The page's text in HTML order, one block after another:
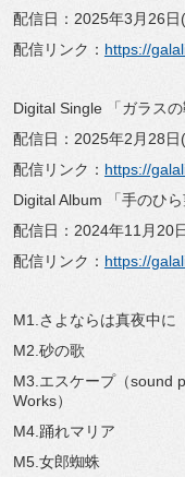
配信日：2025年3月26日
配信リンク： https://
Digital Single 「ガラスの
配信日：2025年2月28日
配信リンク： https://
Digital Album 「手のひら
配信日：2024年11月20
配信リンク： https://
M1.さよならは真夜中に
M2.砂の歌
M3.エスケープ（sound
Works）
M4.踊れマリア
M5.女郎蜘蛛